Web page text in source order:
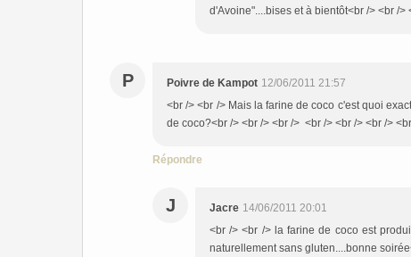
d'Avoine"....bises et à bientôt<br /> <br />
P Poivre de Kampot 12/06/2011 21:57
<br /> <br /> Mais la farine de coco c'est quoi
de coco?<br /> <br /> <br /> <br /> <br /> <br />
Répondre
J Jacre 14/06/2011 20:01
<br /> <br /> la farine de coco est
naturellement sans gluten....bonne